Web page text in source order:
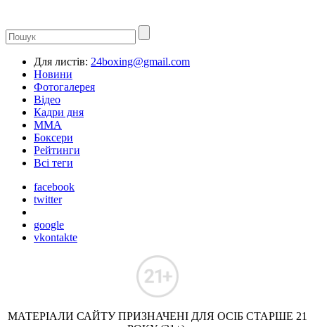
Для листів: 24boxing@gmail.com
Новини
Фотогалерея
Відео
Кадри дня
ММА
Боксери
Рейтинги
Всі теги
facebook
twitter
google
vkontakte
МАТЕРІАЛИ САЙТУ ПРИЗНАЧЕНІ ДЛЯ ОСІБ СТАРШЕ 21